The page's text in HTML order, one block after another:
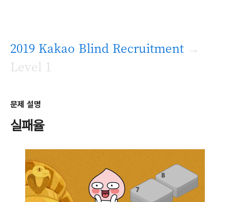
2019 Kakao Blind Recruitment →
Level 1
문제 설명
실패율